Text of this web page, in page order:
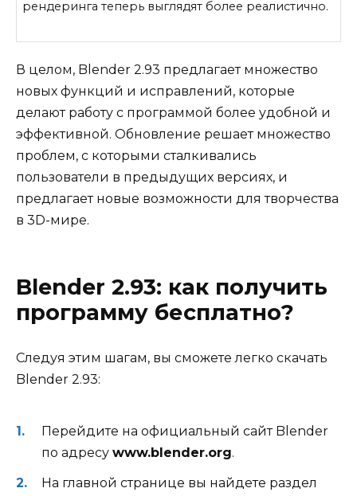
рендеринга теперь выглядят более реалистично.
В целом, Blender 2.93 предлагает множество
новых функций и исправлений, которые
делают работу с программой более удобной и
эффективной. Обновление решает множество
проблем, с которыми сталкивались
пользователи в предыдущих версиях, и
предлагает новые возможности для творчества
в 3D-мире.
Blender 2.93: как получить
программу бесплатно?
Следуя этим шагам, вы сможете легко скачать
Blender 2.93:
Перейдите на официальный сайт Blender
по адресу www.blender.org.
На главной странице вы найдете раздел